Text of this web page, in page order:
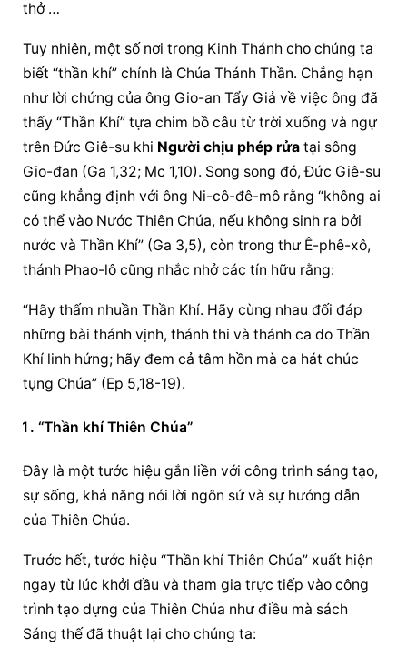
thở …
Tuy nhiên, một số nơi trong Kinh Thánh cho chúng ta
biết “thần khí” chính là Chúa Thánh Thần. Chẳng hạn
như lời chứng của ông Gio-an Tẩy Giả về việc ông đã
thấy “Thần Khí” tựa chim bồ câu từ trời xuống và ngự
trên Đức Giê-su khi Người chịu phép rửa tại sông
Gio-đan (Ga 1,32; Mc 1,10). Song song đó, Đức Giê-su
cũng khẳng định với ông Ni-cô-đê-mô rằng “không ai
có thể vào Nước Thiên Chúa, nếu không sinh ra bởi
nước và Thần Khí” (Ga 3,5), còn trong thư Ê-phê-xô,
thánh Phao-lô cũng nhắc nhở các tín hữu rằng:
“Hãy thấm nhuần Thần Khí. Hãy cùng nhau đối đáp
những bài thánh vịnh, thánh thi và thánh ca do Thần
Khí linh hứng; hãy đem cả tâm hồn mà ca hát chúc
tụng Chúa” (Ep 5,18-19).
“Thần khí Thiên Chúa”
Đây là một tước hiệu gắn liền với công trình sáng tạo,
sự sống, khả năng nói lời ngôn sứ và sự hướng dẫn
của Thiên Chúa.
Trước hết, tước hiệu “Thần khí Thiên Chúa” xuất hiện
ngay từ lúc khởi đầu và tham gia trực tiếp vào công
trình tạo dựng của Thiên Chúa như điều mà sách
Sáng thế đã thuật lại cho chúng ta: